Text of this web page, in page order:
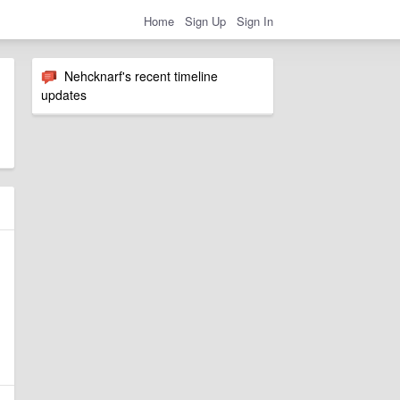
Home Sign Up Sign In
Nehcknarf's recent timeline
updates